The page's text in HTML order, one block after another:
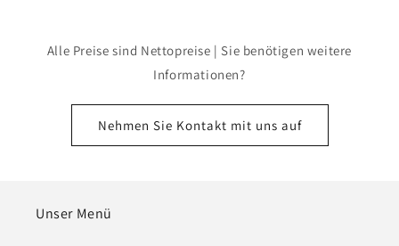
Alle Preise sind Nettopreise | Sie benötigen weitere
Informationen?
Nehmen Sie Kontakt mit uns auf
Unser Menü